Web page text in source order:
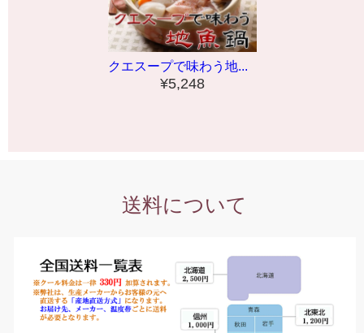
クエスープで味わう地...
¥5,248
送料について